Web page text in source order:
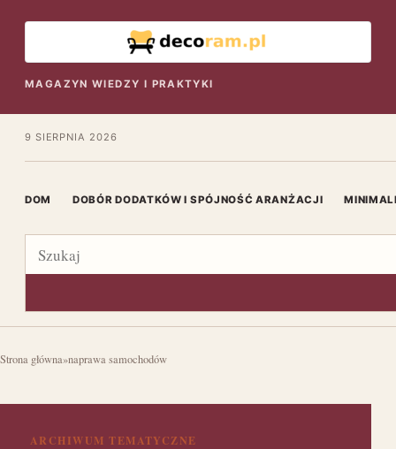
MAGAZYN WIEDZY I PRAKTYKI
9 SIERPNIA 2026
DOM DOBÓR DODATKÓW I SPÓJNOŚĆ ARANŻACJI
Szukaj
Strona główna»naprawa samochodów
ARCHIWUM TEMATYCZNE